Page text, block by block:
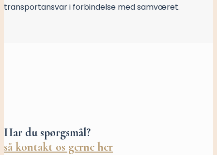
transportansvar i forbindelse med samværet.
Har du spørgsmål?
så kontakt os gerne her